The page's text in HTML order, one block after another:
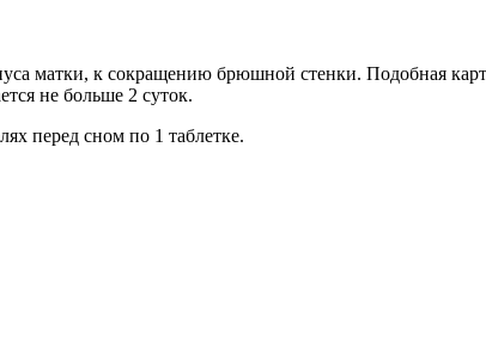
матки, к сокращению брюшной стенки. Подобная
не больше 2 суток.
перед сном по 1 таблетке.